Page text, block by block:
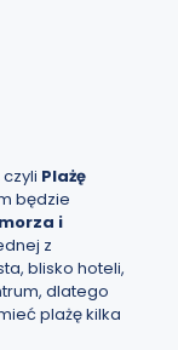
czyli Plażę
będzie
i
z
blisko hoteli,
dlatego
plażę kilka